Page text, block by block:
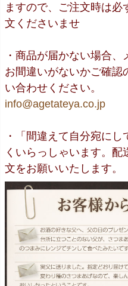
ますので、ご注文時は
文くださいませ
・商品が届かない場合
お間違いがないかご確認
い合わせください。
info@agetateya.co.jp
・「間違えて自分宛に
くいらっしゃいます。
文をお願いいたします。